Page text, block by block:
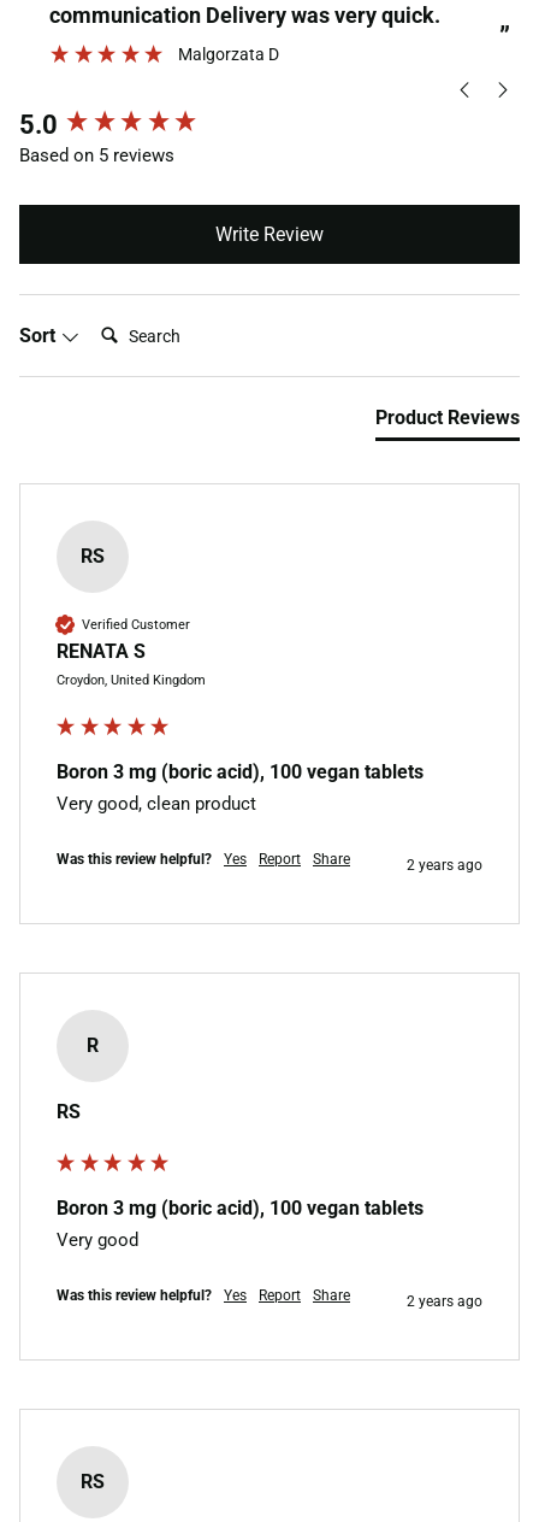
”
communication Delivery was very quick.
Malgorzata D
5.0
Based on 5 reviews
Write Review
Sort Search:
Product Reviews
RS
Verified Customer
RENATA S
Croydon, United Kingdom
Boron 3 mg (boric acid), 100 vegan tablets
Very good, clean product
Was this review helpful? Yes Report Share 2 years ago
R
RS
Boron 3 mg (boric acid), 100 vegan tablets
Very good
Was this review helpful? Yes Report Share 2 years ago
RS
New content loaded